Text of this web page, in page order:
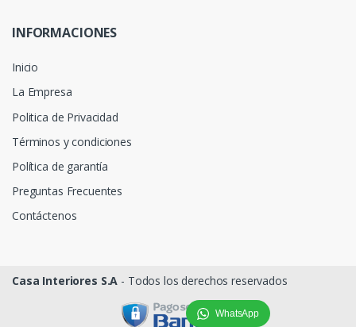
INFORMACIONES
Inicio
La Empresa
Politica de Privacidad
Términos y condiciones
Política de garantía
Preguntas Frecuentes
Contáctenos
Casa Interiores S.A - Todos los derechos reservados
WhatsApp